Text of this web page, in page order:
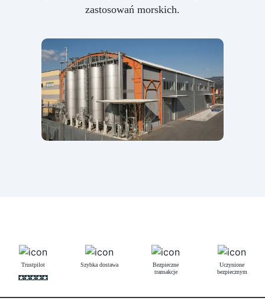
zastosowań morskich.
Trustpilot Szybka dostawa
Bezpieczne
transakcje
Uczynione
bezpiecznym